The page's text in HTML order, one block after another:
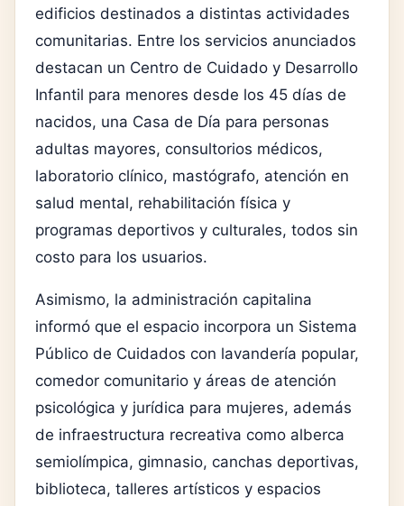
edificios destinados a distintas actividades
comunitarias. Entre los servicios anunciados
destacan un Centro de Cuidado y Desarrollo
Infantil para menores desde los 45 días de
nacidos, una Casa de Día para personas
adultas mayores, consultorios médicos,
laboratorio clínico, mastógrafo, atención en
salud mental, rehabilitación física y
programas deportivos y culturales, todos sin
costo para los usuarios.
Asimismo, la administración capitalina
informó que el espacio incorpora un Sistema
Público de Cuidados con lavandería popular,
comedor comunitario y áreas de atención
psicológica y jurídica para mujeres, además
de infraestructura recreativa como alberca
semiolímpica, gimnasio, canchas deportivas,
biblioteca, talleres artísticos y espacios